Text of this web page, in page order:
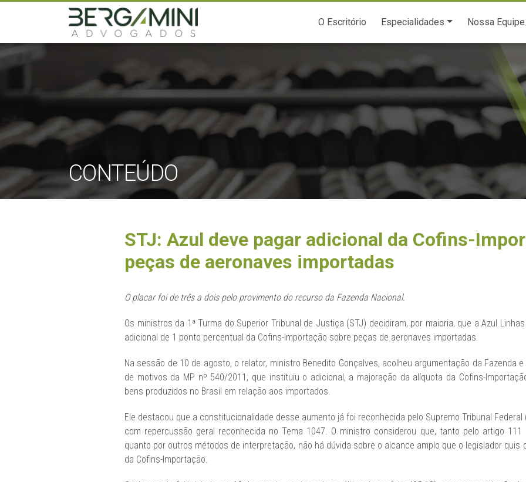
O Escritório Especialidades Nossa Equipe
CONTEÚDO
STJ: Azul deve pagar adicional da Cofins-
peças de aeronaves importadas
O placar foi de três a dois pelo provimento do recurso da Fazenda Nacional.
Os ministros da 1ª Turma do Superior Tribunal de Justiça (STJ) decidiram, por maioria, que a Azul
adicional de 1 ponto percentual da Cofins-Importação sobre peças de aeronaves importadas.
Na sessão de 10 de agosto, o relator, ministro Benedito Gonçalves, acolheu argumentação da Fazenda
de motivos da MP nº 540/2011, que instituiu o adicional, a majoração da alíquota da Cofins-
bens produzidos no Brasil em relação aos importados.
Ele destacou que a constitucionalidade desse aumento já foi reconhecida pelo Supremo Tribunal Federal
com repercussão geral reconhecida no Tema 1047. O ministro considerou que, tanto pelo artigo 111
quanto por outros métodos de interpretação, não há dúvida sobre o alcance amplo que o legislador quis
da Cofins-Importação.